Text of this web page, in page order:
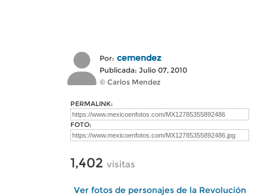
Por: cemendez
Publicada: Julio 07, 2010
© Carlos Mendez
PERMALINK:
FOTO:
1,402 visitas
Ver fotos de personajes de la Revolución